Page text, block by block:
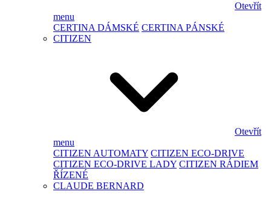
Otevřít
menu
CERTINA DÁMSKÉ CERTINA PÁNSKÉ
CITIZEN
Otevřít
menu
CITIZEN AUTOMATY CITIZEN ECO-DRIVE
CITIZEN ECO-DRIVE LADY CITIZEN RÁDIEM
ŘÍZENÉ
CLAUDE BERNARD